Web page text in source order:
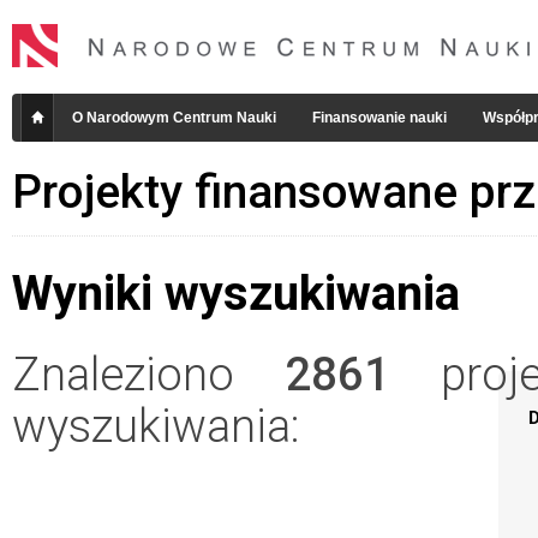
O Narodowym Centrum Nauki Finansowanie nauki
Projekty finansowane
Wyniki wyszukiwania
Znaleziono 2861
wyszukiwania: